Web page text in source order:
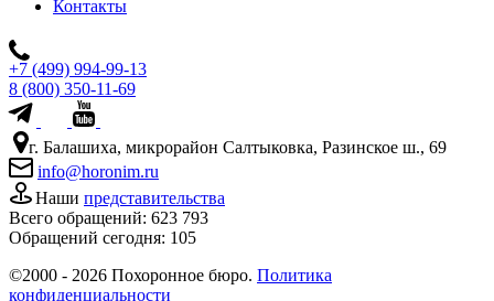
Контакты
+7 (499) 994-99-13
8 (800) 350-11-69
г. Балашиха, микрорайон Салтыковка, Разинское ш., 69
info@horonim.ru
Наши представительства
Всего обращений: 623 793
Обращений сегодня: 105
©2000 - 2026 Похоронное бюро. Политика
конфиденциальности